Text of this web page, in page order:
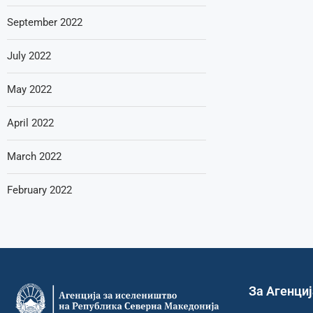
September 2022
July 2022
May 2022
April 2022
March 2022
February 2022
За